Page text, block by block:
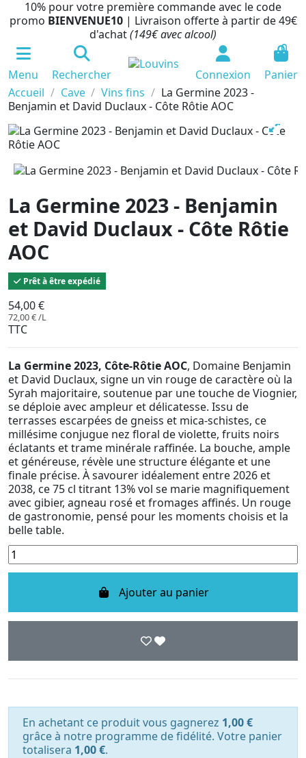
10% pour votre première commande avec le code
promo BIENVENUE10 | Livraison offerte à partir de 49€
d'achat(149€ avec alcool)
Menu Rechercher Connexion
0
Panier
Accueil
Cave Vins fins
La Germine 2023 -
Benjamin et David Duclaux - Côte Rôtie AOC
La Germine 2023 - Benjamin
et David Duclaux - Côte Rôtie
AOC
Prêt à être expédié
54,00 €
72,00 € /L
TTC
La Germine 2023, Côte-Rôtie AOC, Domaine Benjamin
et David Duclaux, signe un vin rouge de caractère où la
Syrah majoritaire, soutenue par une touche de Viognier,
se déploie avec ampleur et délicatesse. Issu de
terrasses escarpées de gneiss et mica-schistes, ce
millésime conjugue nez floral de violette, fruits noirs
éclatants et trame minérale raffinée. La bouche, ample
et généreuse, révèle une structure élégante et une
finale précise. À savourer idéalement entre 2026 et
2038, ce 75 cl titrant 13% vol se marie magnifiquement
avec gibier, agneau rosé et fromages affinés. Un rouge
de gastronomie, pensé pour les moments choisis et la
belle table.
Ajouter au panier
En achetant ce produit vous gagnerez 1,00 €
grâce à notre programme de fidélité. Votre panier
totalisera 1,00 €.